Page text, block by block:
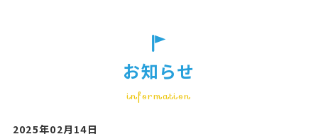
お知らせ
information
2025年02月14日